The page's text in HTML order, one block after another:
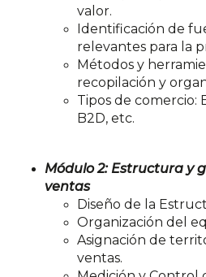
valor.
Identificación de
relevantes para la
Métodos y
recopilación y
Tipos de comercio:
B2D, etc.
Módulo 2: Estructura y
ventas
Diseño de la
Organización del
Asignación de
ventas.